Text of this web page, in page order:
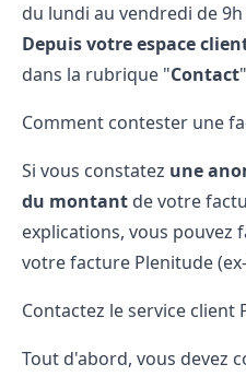
du lundi au vendredi de 9h
Depuis votre espace
dans la rubrique "Contact
Comment contester une
Si vous constatez une
du montant de votre
explications, vous pouvez
votre facture Plenitude
Contactez le service client
Tout d'abord, vous devez